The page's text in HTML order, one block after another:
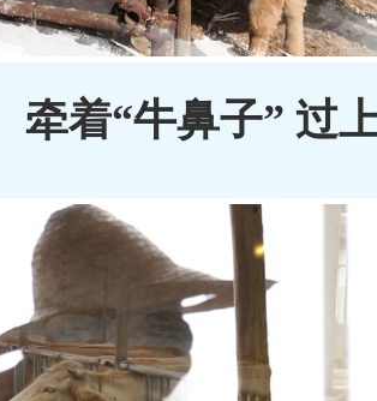
牵着“牛鼻子” 过